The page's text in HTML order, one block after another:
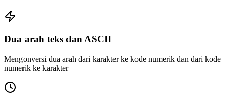
Dua arah teks dan ASCII
Mengonversi dua arah dari karakter ke kode numerik dan dari kode
numerik ke karakter